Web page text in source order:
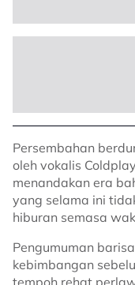
Persembahan
oleh vokalis
menandakan era
yang selama ini
hiburan semasa
Pengumuman
kebimbangan
tempoh rehat